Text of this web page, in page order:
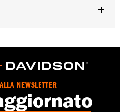
NEWSLETTER